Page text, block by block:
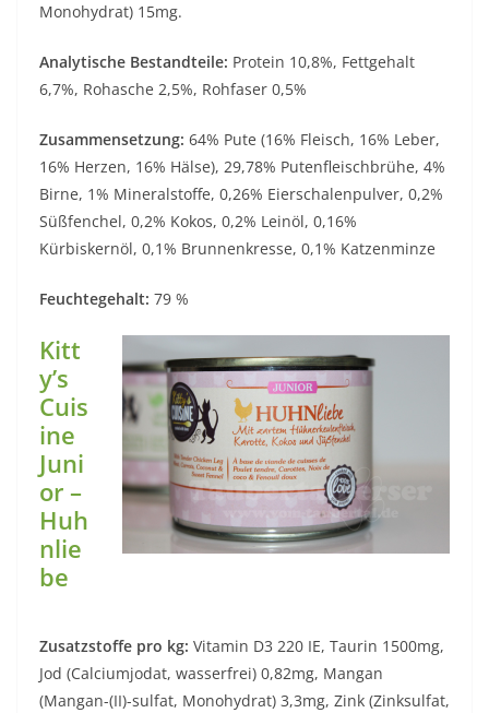
Monohydrat) 15mg.
Analytische Bestandteile: Protein 10,8%, Fettgehalt
6,7%, Rohasche 2,5%, Rohfaser 0,5%
Zusammensetzung: 64% Pute (16% Fleisch, 16% Leber,
16% Herzen, 16% Hälse), 29,78% Putenfleischbrühe, 4%
Birne, 1% Mineralstoffe, 0,26% Eierschalenpulver, 0,2%
Süßfenchel, 0,2% Kokos, 0,2% Leinöl, 0,16%
Kürbiskernöl, 0,1% Brunnenkresse, 0,1% Katzenminze
Feuchtegehalt: 79 %
Kitt
y’s
Cuis
ine
Juni
or –
Huh
nlie
be
Zusatzstoffe pro kg: Vitamin D3 220 IE, Taurin 1500mg,
Jod (Calciumjodat, wasserfrei) 0,82mg, Mangan
(Mangan-(II)-sulfat, Monohydrat) 3,3mg, Zink (Zinksulfat,